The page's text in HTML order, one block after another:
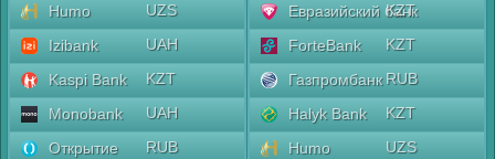
Humo
UZS
Izibank
UAH
Kaspi Bank
KZT
Monobank
UAH
Открытие
RUB
Евразийский банк
KZT
ForteBank
KZT
Газпромбанк RUB
Halyk Bank
KZT
Humo
UZS